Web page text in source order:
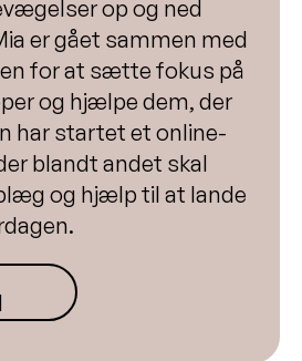
op og ned
er gået sammen med
for at sætte fokus på
og hjælpe dem, der
har startet et online-
blandt andet skal
og hjælp til at lande